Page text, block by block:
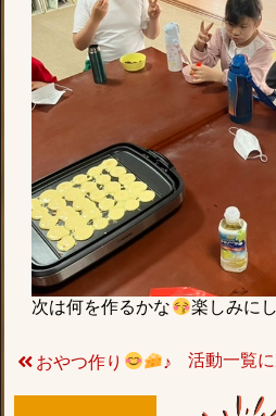
次は何を作るかな 楽しみに
おやつ作り ♪ 活動一覧